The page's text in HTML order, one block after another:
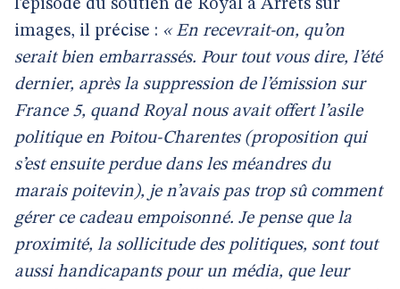
l’épisode du soutien de Royal à Arrêts sur
images, il précise : « En recevrait-on, qu’on
serait bien embarrassés. Pour tout vous dire, l’été
dernier, après la suppression de l’émission sur
France 5, quand Royal nous avait offert l’asile
politique en Poitou-Charentes (proposition qui
s’est ensuite perdue dans les méandres du
marais poitevin), je n’avais pas trop sû comment
gérer ce cadeau empoisonné. Je pense que la
proximité, la sollicitude des politiques, sont tout
aussi handicapants pour un média, que leur